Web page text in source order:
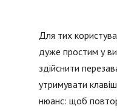
Для тих
дуже простим у
здійснити
утримувати
нюанс: щоб